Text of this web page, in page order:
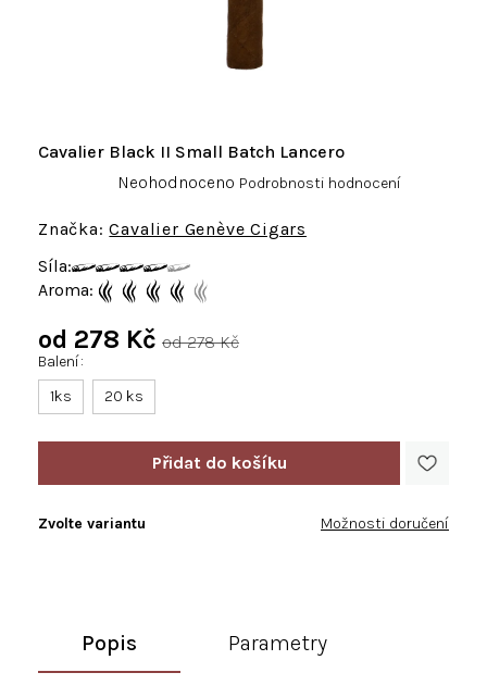
Balení
1ks
20 ks
od 278 Kč
od 278 Kč
Zvolte variantu Možnosti doručení
Cavalier Black II Small Batch Lancero
Cavalier Genève Cigars
Průměrné
produktu
0,0
z
hvězdiček.
Neohodnoceno Podrobnosti hodnocení
Aroma:
Síla:
Popis Parametry